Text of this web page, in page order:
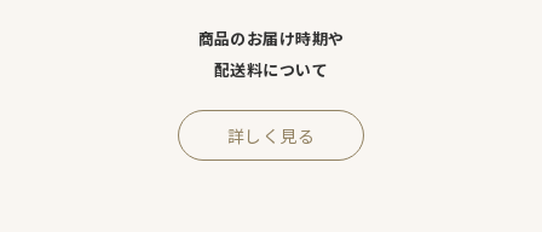
商品のお届け時期や
配送料について
詳しく見る